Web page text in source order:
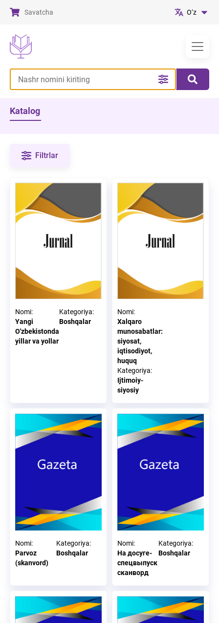
Savatcha O‘z
Katalog
Filtrlar
Nomi:
Yangi
O'zbekistonda
yillar va yollar
Kategoriya:
Boshqalar
Nomi:
Xalqaro
munosabatlar:
siyosat,
iqtisodiyot,
huquq
Kategoriya:
Ijtimoiy-
siyosiy
Nomi:
Parvoz
(skanvord)
Kategoriya:
Boshqalar
Nomi:
На досуге-
спецвыпуск
сканворд
Kategoriya:
Boshqalar